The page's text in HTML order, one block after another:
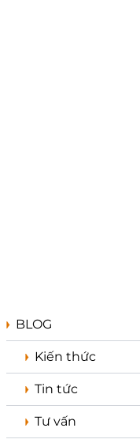
BLOG
Kiến thức
Tin tức
Tư vấn